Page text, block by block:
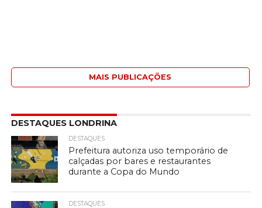
MAIS PUBLICAÇÕES
DESTAQUES LONDRINA
DESTAQUES
Prefeitura autoriza uso temporário de
calçadas por bares e restaurantes
durante a Copa do Mundo
DESTAQUES